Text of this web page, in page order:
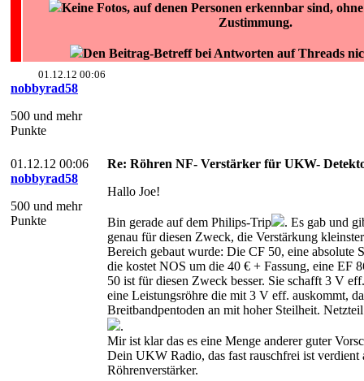
Keine Fotos, auf denen Personen erkennbar sind,
Zustimmung.
Den Beitrag-Betreff bei Antworten auf Threads
01.12.12 00:06
nobbyrad58
500 und mehr
Punkte
01.12.12 00:06
nobbyrad58
500 und mehr
Punkte
Re: Röhren NF- Verstärker für UKW-
Hallo Joe!
Bin gerade auf dem Philips-Trip
. Es gab und
genau für diesen Zweck, die Verstärkung
Bereich gebaut wurde: Die CF 50, eine absolute
die kostet NOS um die 40 € + Fassung, eine EF
50 ist für diesen Zweck besser. Sie schafft 3 V
eine Leistungsröhre die mit 3 V eff. auskommt,
Breitbandpentoden an mit hoher Steilheit.
.
Mir ist klar das es eine Menge anderer guter
Dein UKW Radio, das fast rauschfrei ist verdient
Röhrenverstärker.